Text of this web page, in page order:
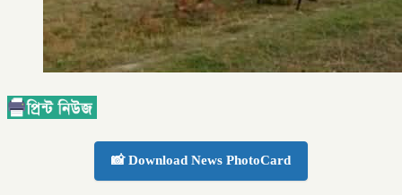
📸 Download News PhotoCard